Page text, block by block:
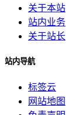
关于本站
站内业务
关于站长
站内导航
标签云
网站地图